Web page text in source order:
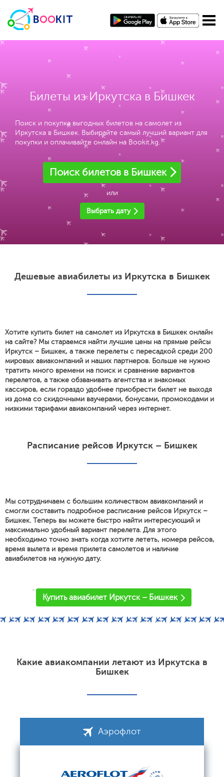
Билеты из Иркутска в Бишкек
Поиск и покупка выгодных билетов на самолет из
Иркутска в Бишкек. Выбирайте самый лучший вариант для
покупки и оплачивайте онлайн на Bookit.kg.
Поиск билетов в Бишкек
или
Выбрать дату
Дешевые авиабилеты из Иркутска в Бишкек
Хотите купить билет на самолет из Иркутска в Бишкек онлайн
на сайте? Мы стараемся найти лучшие цены на прямые рейсы
Иркутск – Бишкек, а также перелеты с пересадкой среди 200
мировых авиакомпаний и наших партнеров. Больше не нужно
тратить много времени на поиск и сравнение вариантов
перелетов, а также обзванивать агентства и знакомых
кассиров, если гораздо удобнее приобрести билет не выходя
из дома со скидочными ваучерами, бонусами, промокодами и
низкими тарифами авиакомпаний через интернет.
Расписание рейсов Иркутск – Бишкек
Мы сотрудничаем с большим количеством авиакомпаний и
смогли составить подробное расписание рейсов Иркутск –
Бишкек. Теперь вы можете быстро найти интересующий и
максимально удобный вариант перелета. Для этого
необходимо точно знать когда хотите лететь, номера рейсов,
время вылета и время прилета самолетов и наличие
авиабилетов на нужную дату.
'
Купить авиабилет Иркутск – Бишкек
Какие авиакомпании летают из Иркутска в
Бишкек
Аэрофлот